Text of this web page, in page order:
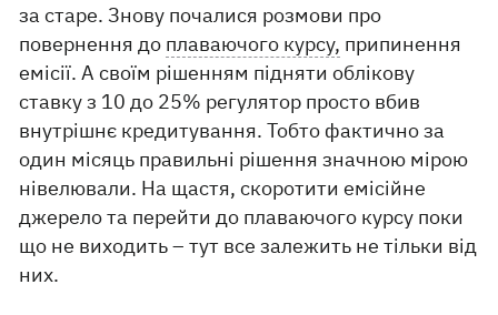
за старе. Знову почалися розмови про
повернення до плаваючого курсу, припинення
емісії. А своїм рішенням підняти облікову
ставку з 10 до 25% регулятор просто вбив
внутрішнє кредитування. Тобто фактично за
один місяць правильні рішення значною мірою
нівелювали. На щастя, скоротити емісійне
джерело та перейти до плаваючого курсу поки
що не виходить – тут все залежить не тільки від
них.